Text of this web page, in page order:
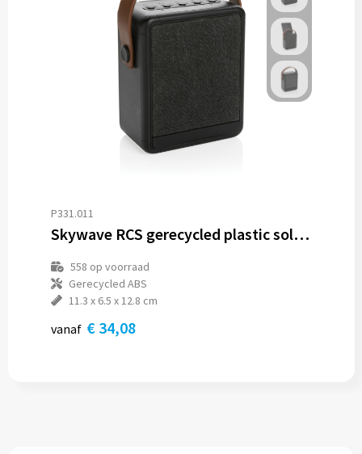
P331.011
Skywave RCS gerecycled plastic solar speaker 12W
558 op voorraad
Gerecycled ABS
11.3 x 6.5 x 12.8 cm
vanaf € 34,08